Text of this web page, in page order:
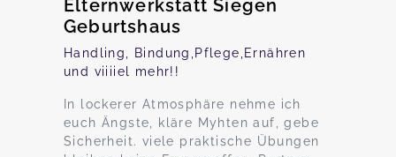
Elternwerkstatt Siegen
Geburtshaus
Handling, Bindung,Pflege,Ernähren
und viiiiel mehr!!
In lockerer Atmosphäre nehme ich
euch Ängste, kläre Myhten auf, gebe
Sicherheit. viele praktische Übungen